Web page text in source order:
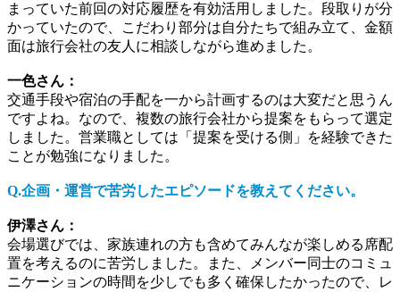
まっていた前回の対応履歴を有効活用しました。段取りが分
かっていたので、こだわり部分は自分たちで組み立て、金額
面は旅行会社の友人に相談しながら進めました。
一色さん：
交通手段や宿泊の手配を一から計画するのは大変だと思うん
ですよね。なので、複数の旅行会社から提案をもらって選定
しました。営業職としては「提案を受ける側」を経験できた
ことが勉強になりました。
Q.企画・運営で苦労したエピソードを教えてください。
伊澤さん：
会場選びでは、家族連れの方も含めてみんなが楽しめる席配
置を考えるのに苦労しました。また、メンバー同士のコミュ
ニケーションの時間を少しでも多く確保したかったので、レ